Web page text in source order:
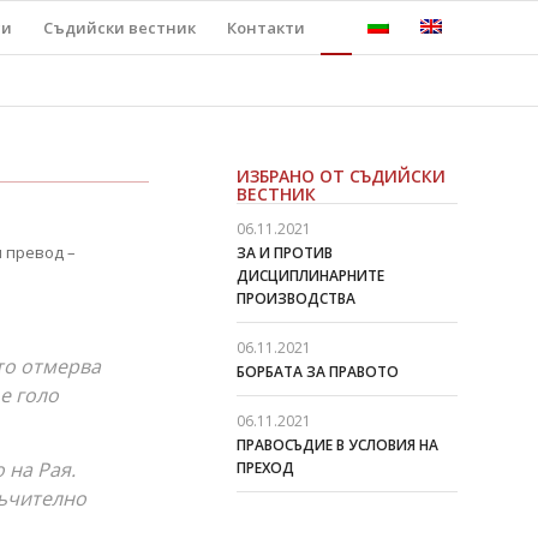
Съдийски вестник Контакти
–
отмерва
голо
на Рая.
ИЗБРАНО ОТ СЪДИЙСКИ
ВЕСТНИК
06.11.2021
ЗА И ПРОТИВ
ДИСЦИПЛИНАРНИТЕ
ПРОИЗВОДСТВА
06.11.2021
БОРБАТА ЗА ПРАВОТО
06.11.2021
ПРАВОСЪДИЕ В УСЛОВИЯ НА
ПРЕХОД